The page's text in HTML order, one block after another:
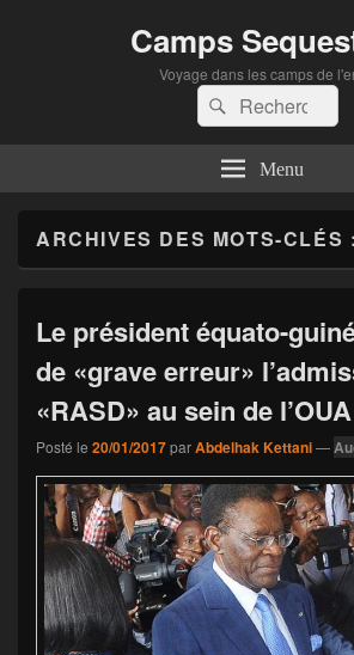
Camps
Voyage dans les camps de
Recherche :
Rechercher
Menu
ARCHIVES DES MOTS-
Le président équato-
de «grave erreur»
«RASD» au sein de l’OUA
Posté le 20/01/2017parAbdelhak Kettani—